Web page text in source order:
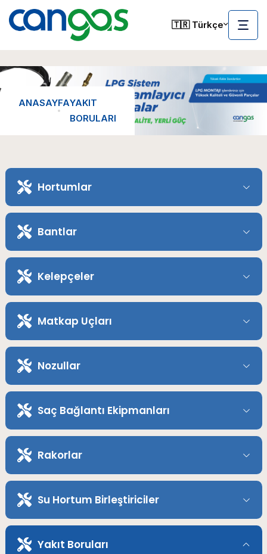
🇹🇷 Türkçe
ANASAYFAYAKIT
BORULARI
Hortumlar
Bantlar
Kelepçeler
Matkap Uçları
Nozullar
Saç Bağlantı Ekipmanları
Rakorlar
Su Hortum Birleştiriciler
Yakıt Boruları